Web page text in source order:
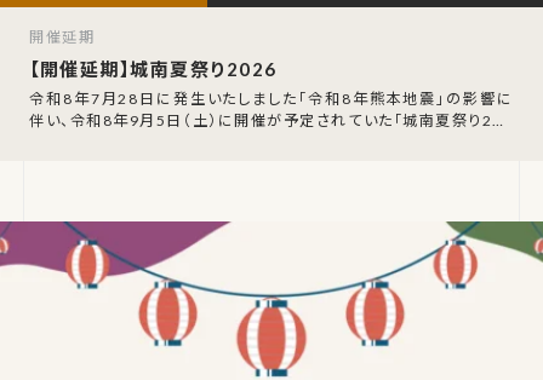
【開催延期】城南夏祭り2026
令和8年7月28日に発生いたしました「令和8年熊本地震」の影響に
伴い、令和8年9月5日（土）に開催が予定されていた「城南夏祭り202
開催延期